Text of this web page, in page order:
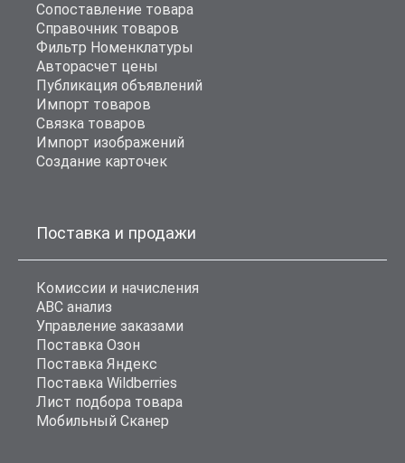
Сопоставление товара
Справочник товаров
Фильтр Номенклатуры
Авторасчет цены
Публикация объявлений
Импорт товаров
Связка товаров
Импорт изображений
Создание карточек
Поставка и продажи
Комиссии и начисления
ABC анализ
Управление заказами
Поставка Озон
Поставка Яндекс
Поставка Wildberries
Лист подбора товара
Мобильный Сканер